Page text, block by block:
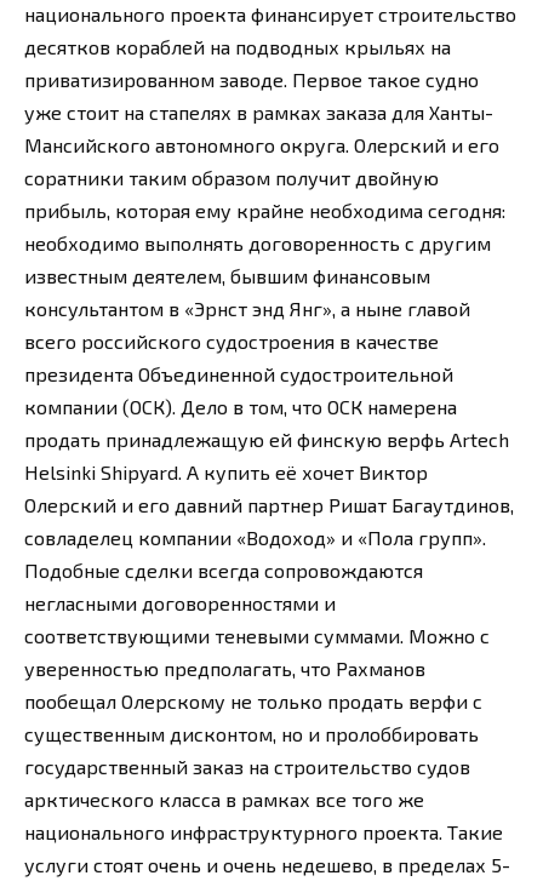
национального проекта финансирует строительство
десятков кораблей на подводных крыльях на
приватизированном заводе. Первое такое судно
уже стоит на стапелях в рамках заказа для Ханты-
Мансийского автономного округа. Олерский и его
соратники таким образом получит двойную
прибыль, которая ему крайне необходима сегодня:
необходимо выполнять договоренность с другим
известным деятелем, бывшим финансовым
консультантом в «Эрнст энд Янг», а ныне главой
всего российского судостроения в качестве
президента Объединенной судостроительной
компании (ОСК). Дело в том, что ОСК намерена
продать принадлежащую ей финскую верфь Artech
Helsinki Shipyard. А купить её хочет Виктор
Олерский и его давний партнер Ришат Багаутдинов,
совладелец компании «Водоход» и «Пола групп».
Подобные сделки всегда сопровождаются
негласными договоренностями и
соответствующими теневыми суммами. Можно с
уверенностью предполагать, что Рахманов
пообещал Олерскому не только продать верфи с
существенным дисконтом, но и пролоббировать
государственный заказ на строительство судов
арктического класса в рамках все того же
национального инфраструктурного проекта. Такие
услуги стоят очень и очень недешево, в пределах 5-